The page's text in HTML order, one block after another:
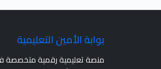
بوابة الأمين التعليمية
منصة تعليمية رقمية متخصصة